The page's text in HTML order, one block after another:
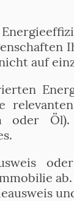
auf
oder